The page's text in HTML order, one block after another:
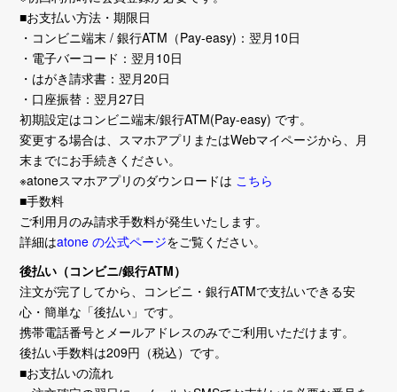
■お支払い方法・期限日
・コンビニ端末 / 銀行ATM（Pay-easy)：翌月10日
・電子バーコード：翌月10日
・はがき請求書：翌月20日
・口座振替：翌月27日
初期設定はコンビニ端末/銀行ATM(Pay-easy) です。
変更する場合は、スマホアプリまたはWebマイページから、月
末までにお手続きください。
※atoneスマホアプリのダウンロードは こちら
■手数料
ご利用月のみ請求手数料が発生いたします。
詳細はatone の公式ページをご覧ください。
後払い（コンビニ/銀行ATM）
注文が完了してから、コンビニ・銀行ATMで支払いできる安
心・簡単な「後払い」です。
携帯電話番号とメールアドレスのみでご利用いただけます。
後払い手数料は209円（税込）です。
■お支払いの流れ